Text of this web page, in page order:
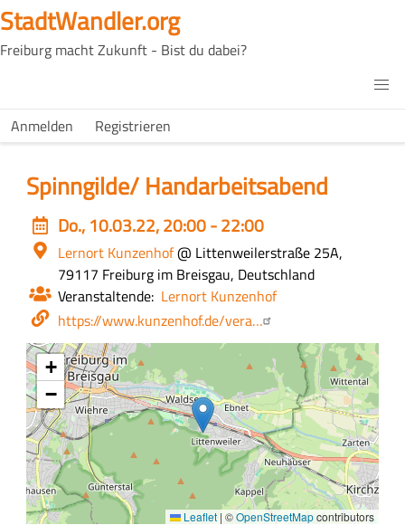
Direkt
zum
Inhalt
StadtWandler.org
Freiburg macht Zukunft - Bist du dabei?
Main
H4C
USER
Anmelden Registrieren
Spinngilde/ Handarbeitsabend
Event
date
Do., 10.03.22, 20:00 - 22:00
Ort
Lernort Kunzenhof@ Littenweilerstraße 25A,
79117 Freiburg im Breisgau, Deutschland
Veranstaltende Lernort Kunzenhof
Webseite
https://www.kunzenhof.de/vera…
+
−
Leaflet | ©OpenStreetMapcontributors